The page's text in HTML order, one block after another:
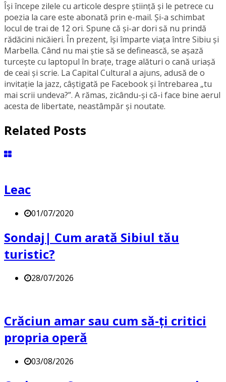
Își începe zilele cu articole despre știință și le petrece cu
poezia la care este abonată prin e-mail. Și-a schimbat
locul de trai de 12 ori. Spune că și-ar dori să nu prindă
rădăcini nicăieri. În prezent, își împarte viața între Sibiu și
Marbella. Când nu mai știe să se definească, se aşază
turcește cu laptopul în brațe, trage alături o cană uriașă
de ceai și scrie. La Capital Cultural a ajuns, adusă de o
invitație la jazz, câștigată pe Facebook și întrebarea „tu
mai scrii undeva?”. A rămas, zicându-și că-i face bine aerul
acesta de libertate, neastâmpăr și noutate.
Related Posts
Leac
01/07/2020
Sondaj| Cum arată Sibiul tău
turistic?
28/07/2026
Crăciun amar sau cum să-ți critici
propria operă
03/08/2026